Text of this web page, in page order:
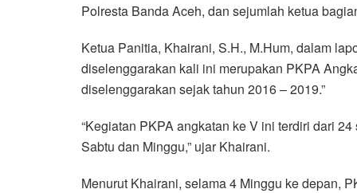
Polresta Banda Aceh, dan sejumlah ketua
Ketua Panitia, Khairani, S.H., M.Hum, dalam
diselenggarakan kali ini merupakan PKPA
diselenggarakan sejak tahun 2016 – 2019.”
“Kegiatan PKPA angkatan ke V ini terdiri dari
Sabtu dan Minggu,” ujar Khairani.
Menurut Khairani, selama 4 Minggu ke depan,